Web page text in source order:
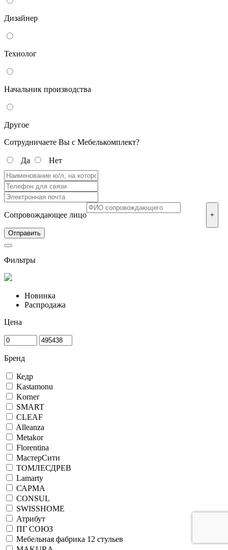
Дизайнер
Технолог
Начальник производства
Другое
Сотрудничаете Вы с Мебелькомплект?
Да Нет
Сопровождающее лицо +
Фильтры
Новинка
Распродажа
Цена
Бренд
Кедр
Kastamonu
Korner
SMART
CLEAF
Alleanza
Metakor
Florentina
МастерСити
ТОМЛЕСДРЕВ
Lamarty
САРМА
CONSUL
SWISSHOME
Атрибут
ПГ СОЮЗ
Мебельная фабрика 12 стульев